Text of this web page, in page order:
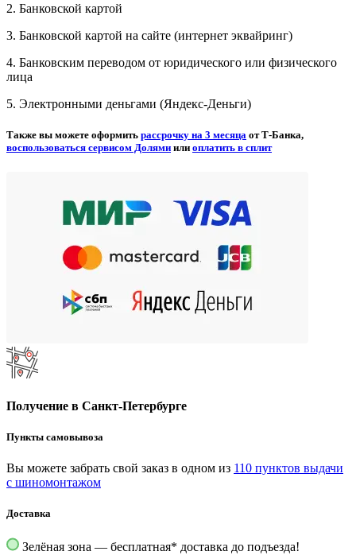
2. Банковской картой
3. Банковской картой на сайте (интернет эквайринг)
4. Банковским переводом от юридического или физического
лица
5. Электронными деньгами (Яндекс-Деньги)
Также вы можете оформить рассрочку на 3 месяца от Т-Банка,
воспользоваться сервисом Долями или оплатить в сплит
Получение в Санкт-Петербурге
Пункты самовывоза
Вы можете забрать свой заказ в одном из 110 пунктов выдачи
с шиномонтажом
Доставка
Зелёная зона — бесплатная* доставка до подъезда!